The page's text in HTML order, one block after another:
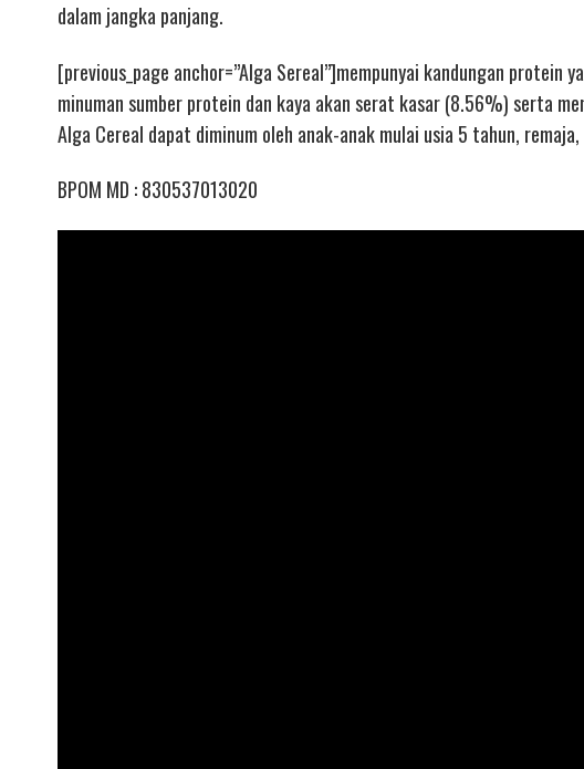
dalam jangka panjang.
[previous_page anchor=”Alga Sereal”]mempunyai kandungan
minuman sumber protein dan kaya akan serat kasar (8.56%) serta
Alga Cereal dapat diminum oleh anak-anak mulai usia 5 tahun,
BPOM MD : 830537013020